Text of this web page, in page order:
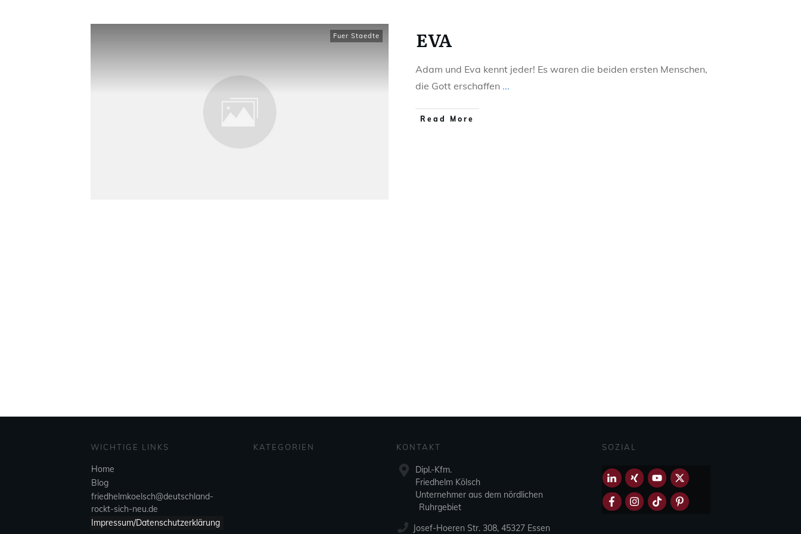
Fuer Staedte EVA
Adam und Eva kennt jeder! Es waren die beiden ersten Menschen,
die Gott erschaffen ...
Read More
WICHTIGE LINKS
Home
Blog
friedhelmkoelsch@deutschland-
rockt-sich-neu.de
Impressum/Datenschutzerklärung
KATEGORIEN KONTAKT
Dipl.-Kfm.
Friedhelm Kölsch
Unternehmer aus dem nördlichen
Ruhrgebiet
Josef-Hoeren Str. 308, 45327 Essen
SOZIAL